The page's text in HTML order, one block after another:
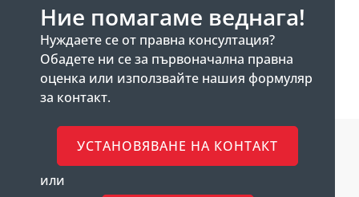
Ние помагаме веднага!
Нуждаете се от правна консултация?
Обадете ни се за първоначална правна
оценка или използвайте нашия формуляр
за контакт.
УСТАНОВЯВАНЕ НА КОНТАКТ
или